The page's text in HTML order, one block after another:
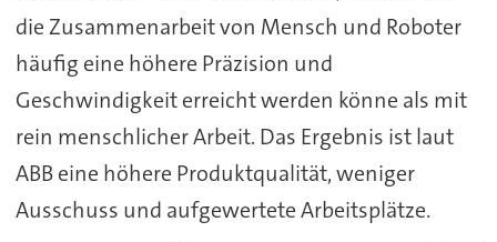
die Zusammenarbeit von Mensch und Roboter
häufig eine höhere Präzision und
Geschwindigkeit erreicht werden könne als mit
rein menschlicher Arbeit. Das Ergebnis ist laut
ABB eine höhere Produktqualität, weniger
Ausschuss und aufgewertete Arbeitsplätze.